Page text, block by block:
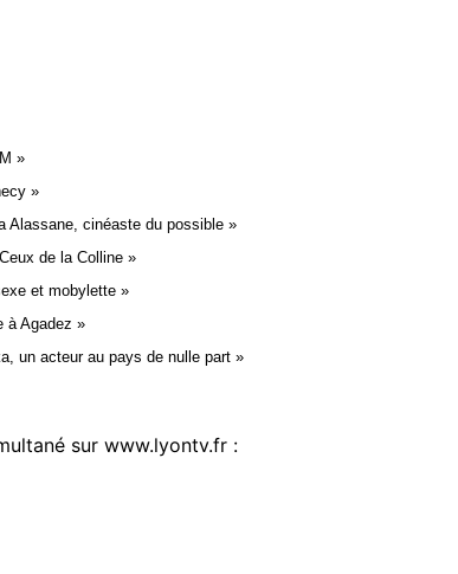
»
»
Alassane, cinéaste du possible »
de la Colline »
et mobylette »
à Agadez »
un acteur au pays de nulle part »
sur www.lyontv.fr :